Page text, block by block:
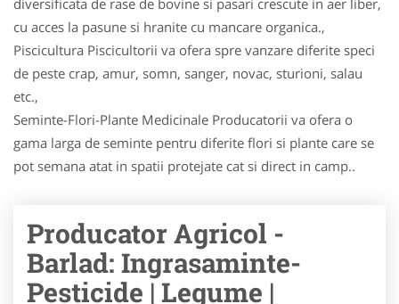
diversificata de rase de bovine si pasari crescute in aer liber,
cu acces la pasune si hranite cu mancare organica.,
Piscicultura Piscicultorii va ofera spre vanzare diferite speci
de peste crap, amur, somn, sanger, novac, stu­ri­oni, salau
etc.,
Seminte-Flori-Plante Medicinale Producatorii va ofera o
gama larga de seminte pentru diferite flori si plante care se
pot semana atat in spatii protejate cat si direct in camp..
Producator Agricol -
Barlad: Ingrasaminte-
Pesticide | Legume |